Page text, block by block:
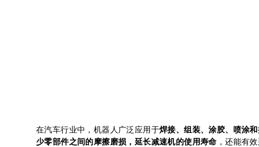
在汽车行业中，机器人广泛应用于焊接、组装、涂胶、喷涂
少零部件之间的摩擦磨损，延长减速机的使用寿命 ，还能有